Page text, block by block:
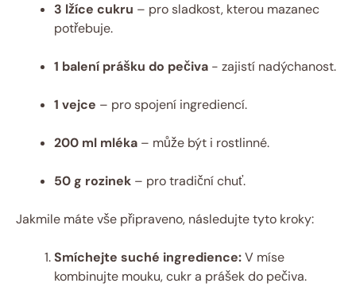
3 lžíce cukru – pro‍ sladkost, ​kterou ​mazanec
potřebuje.
1 balení prášku do⁢ pečiva ‍- zajistí nadýchanost.
1 ⁣vejce – pro spojení ⁣ingrediencí.
200 ml mléka – může být i rostlinné.
50 g ⁤rozinek – pro tradiční chuť.
Jakmile máte vše ‍připraveno, ⁤následujte tyto kroky:
Smíchejte suché ingredience:V ⁢míse
kombinujte mouku, ⁣cukr a ⁢prášek ⁣do pečiva.